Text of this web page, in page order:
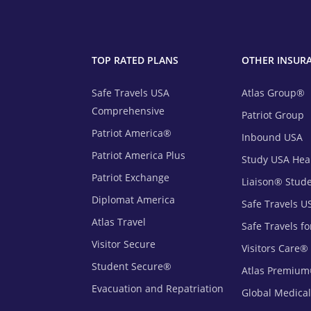
TOP RATED PLANS
Safe Travels USA
Comprehensive
Patriot America®
Patriot America Plus
Patriot Exchange
Diplomat America
Atlas Travel
Visitor Secure
Student Secure®
Evacuation and Repatriation
OTHER
Atlas Group®
Patriot Group
Inbound USA
Study USA
Liaison®
Safe Travels
Safe Travels
Visitors Care®
Atlas
Global